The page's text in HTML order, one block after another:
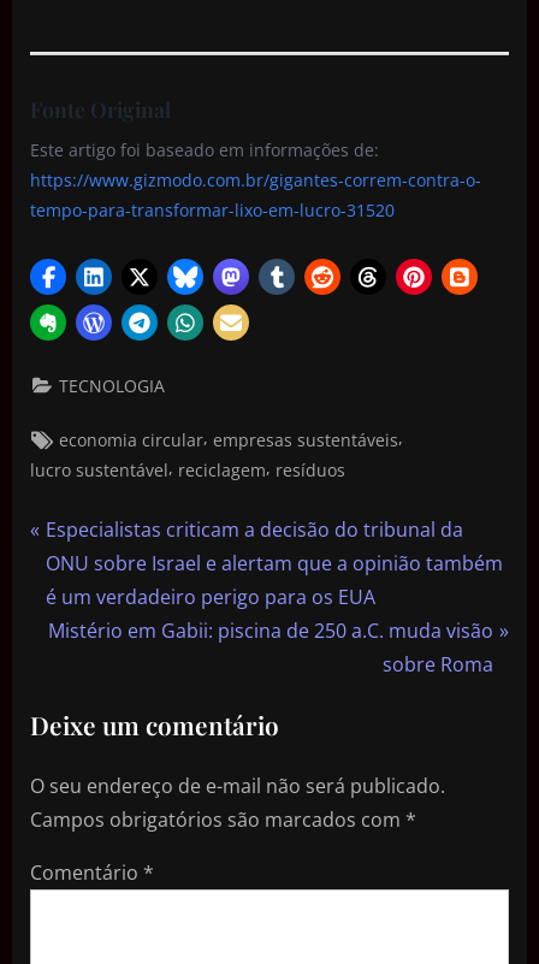
Fonte Original
Este artigo foi baseado em informações de:
https://www.gizmodo.com.br/gigantes-correm-contra-o-
tempo-para-transformar-lixo-em-lucro-31520
TECNOLOGIA
economia circular,empresas sustentáveis,
lucro sustentável, reciclagem, resíduos
Especialistas criticam a decisão do tribunal da
ONU sobre Israel e alertam que a opinião também
é um verdadeiro perigo para os EUA
Mistério em Gabii: piscina de 250 a.C. muda visão
sobre Roma
Deixe um comentário
O seu endereço de e-mail não será publicado.
Campos obrigatórios são marcados com *
Comentário *